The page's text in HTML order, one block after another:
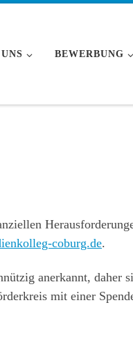
BEWERBUNG
coburg.de.
anerkannt, daher
mit einer